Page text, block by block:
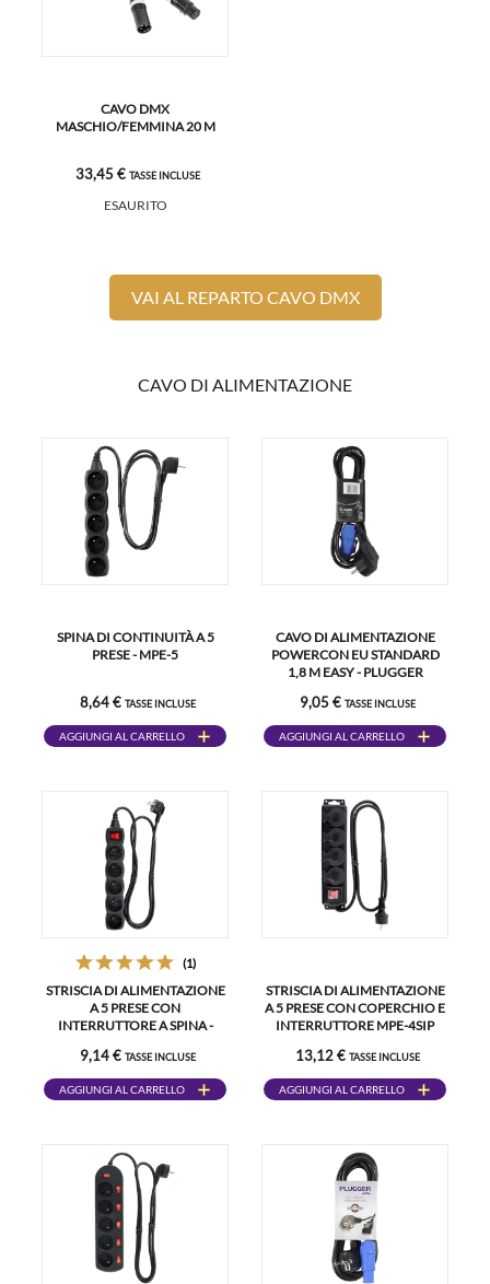
CAVO DMX
MASCHIO/FEMMINA 20 M
33,45 € TASSE INCLUSE
ESAURITO
VAI AL REPARTO CAVO DMX
CAVO DI ALIMENTAZIONE
SPINA DI CONTINUITÀ A 5
PRESE - MPE-5
8,64 € TASSE INCLUSE
AGGIUNGI AL CARRELLO
CAVO DI ALIMENTAZIONE
POWERCON EU STANDARD
1,8 M EASY - PLUGGER
9,05 € TASSE INCLUSE
AGGIUNGI AL CARRELLO
(1)
STRISCIA DI ALIMENTAZIONE
A 5 PRESE CON
INTERRUTTORE A SPINA -
9,14 € TASSE INCLUSE
AGGIUNGI AL CARRELLO
STRISCIA DI ALIMENTAZIONE
A 5 PRESE CON COPERCHIO E
INTERRUTTORE MPE-4SIP
13,12 € TASSE INCLUSE
AGGIUNGI AL CARRELLO